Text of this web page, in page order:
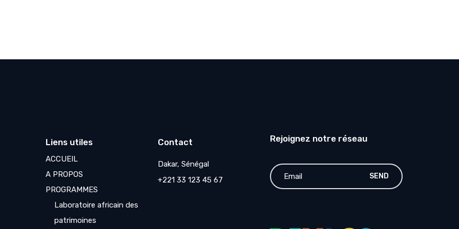
Liens utiles
ACCUEIL
A PROPOS
PROGRAMMES
Laboratoire africain des
patrimoines
Contact
Dakar, Sénégal
+221 33 123 45 67
Rejoignez notre réseau
SEND